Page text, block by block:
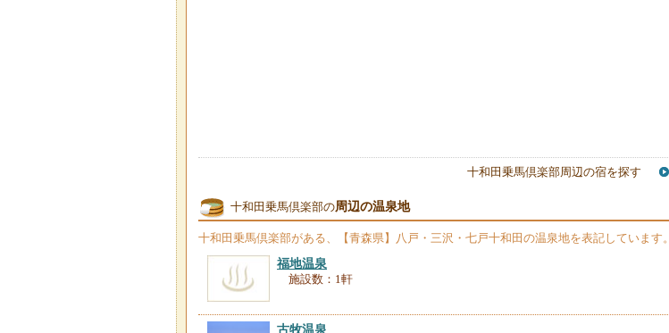
十和田乗馬倶楽部周辺の宿を探す
十和田乗馬倶楽部の周辺の温泉地
十和田乗馬倶楽部がある、【青森県】八戸・三沢・七戸十和田の温泉地を表記しています。
福地温泉
施設数：1軒
古牧温泉